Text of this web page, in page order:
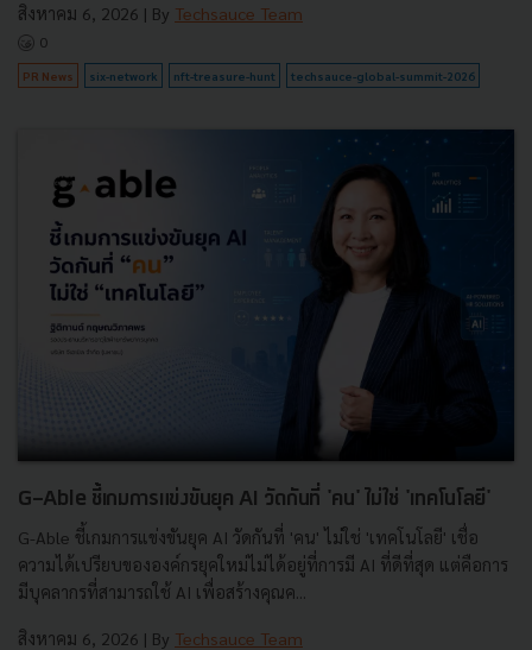
สิงหาคม 6, 2026 | By Techsauce Team
0
PR News six-network nft-treasure-hunt techsauce-global-summit-2026
G-Able ชี้เกมการแข่งขันยุค AI วัดกันที่ 'คน' ไม่ใช่ 'เทคโนโลยี'
G-Able ชี้เกมการแข่งขันยุค AI วัดกันที่ 'คน' ไม่ใช่ 'เทคโนโลยี' เชื่อ
ความได้เปรียบขององค์กรยุคใหม่ไม่ได้อยู่ที่การมี AI ที่ดีที่สุด แต่คือการ
มีบุคลากรที่สามารถใช้ AI เพื่อสร้างคุณค...
สิงหาคม 6, 2026 | By Techsauce Team